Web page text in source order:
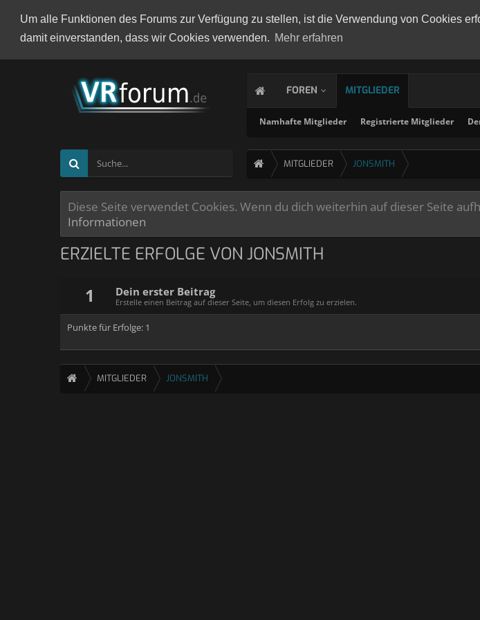
Um alle Funktionen des Forums zur Verfügung zu stellen, ist die Verwendung von Cookies
damit einverstanden, dass wir Cookies verwenden. Mehr erfahren
FOREN MITGLIEDER
Namhafte Mitglieder Registrierte Mitglieder
MITGLIEDER JONSMITH
Diese Seite verwendet Cookies. Wenn du dich weiterhin auf dieser Seite
Informationen
ERZIELTE ERFOLGE VON JONSMITH
1 Dein erster Beitrag
Erstelle einen Beitrag auf dieser Seite, um diesen Erfolg zu erzielen.
Punkte für Erfolge: 1
MITGLIEDER JONSMITH